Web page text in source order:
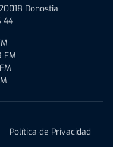
Donostia
44
FM
Política de Privacidad